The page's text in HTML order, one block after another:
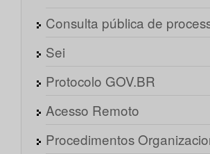
Consulta pública de
Sei
Protocolo GOV.BR
Acesso Remoto
Procedimentos